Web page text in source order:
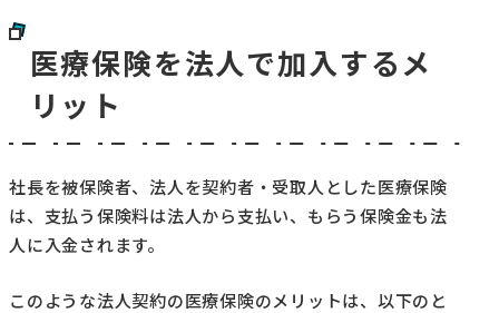
医療保険を法人で加入するメ
リット
社長を被保険者、法人を契約者・受取人とした医療保険
は、支払う保険料は法人から支払い、もらう保険金も法
人に入金されます。
このような法人契約の医療保険のメリットは、以下のと